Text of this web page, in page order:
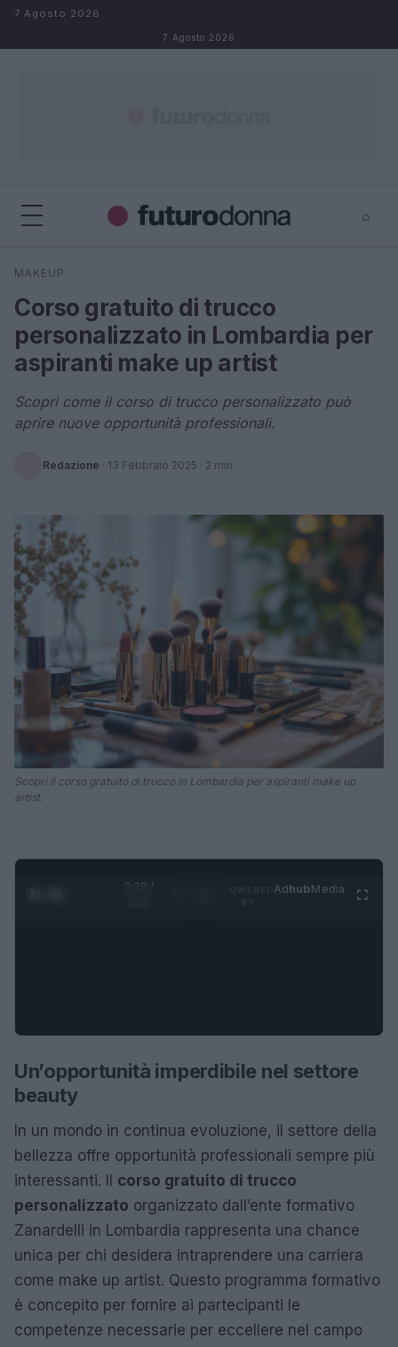
Salta al contenuto
7 Agosto 2026
7 Agosto 2026
⌕
Cerca
MAKEUP
Corso gratuito di trucco
personalizzato in Lombardia per
aspiranti make up artist
Scopri come il corso di trucco personalizzato può
aprire nuove opportunità professionali.
Redazione · 13 Febbraio 2025 · 2 min
Scopri il corso gratuito di trucco in Lombardia per aspiranti make up
artist.
0:28 /
AdhubMedia
Un’opportunità imperdibile nel settore
beauty
In un mondo in continua evoluzione, il settore della
bellezza offre opportunità professionali sempre più
interessanti. Il corso gratuito di trucco
personalizzato organizzato dall’ente formativo
Zanardelli in Lombardia rappresenta una chance
unica per chi desidera intraprendere una carriera
come make up artist. Questo programma formativo
è concepito per fornire ai partecipanti le
competenze necessarie per eccellere nel campo